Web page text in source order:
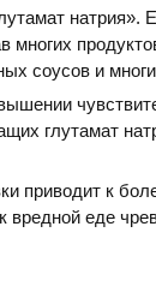
натрия».
соусов и
глутамат
приводит к
вредной еде